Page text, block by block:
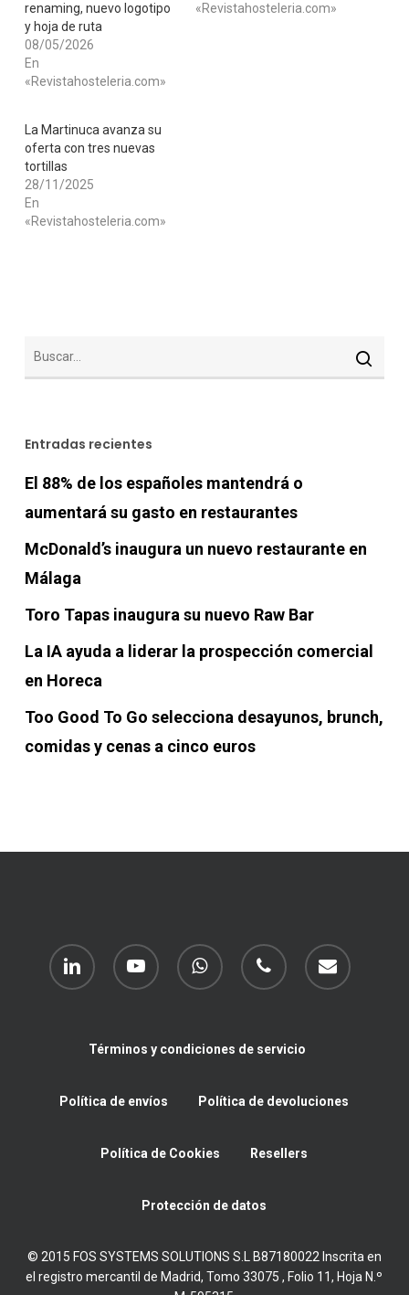
renaming, nuevo logotipo
y hoja de ruta
08/05/2026
En
«Revistahosteleria.com»
«Revistahosteleria.com»
La Martinuca avanza su
oferta con tres nuevas
tortillas
28/11/2025
En
«Revistahosteleria.com»
Entradas recientes
El 88% de los españoles mantendrá o
aumentará su gasto en restaurantes
McDonald’s inaugura un nuevo restaurante en
Málaga
Toro Tapas inaugura su nuevo Raw Bar
La IA ayuda a liderar la prospección comercial
en Horeca
Too Good To Go selecciona desayunos, brunch,
comidas y cenas a cinco euros
linkedin youtube whatsapp phone email
Términos y condiciones de servicio
Política de envíos Política de devoluciones
Política de Cookies Resellers
Protección de datos
© 2015 FOS SYSTEMS SOLUTIONS S.L B87180022 Inscrita en
el registro mercantil de Madrid, Tomo 33075 , Folio 11, Hoja N.º